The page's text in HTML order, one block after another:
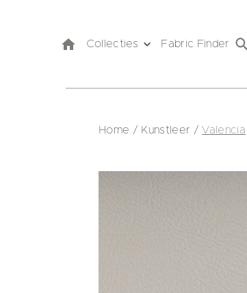
Collecties Fabric Finder
Home / Kunstleer /Valencia